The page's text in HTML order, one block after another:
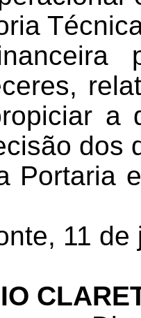
a
dos
Portaria
11